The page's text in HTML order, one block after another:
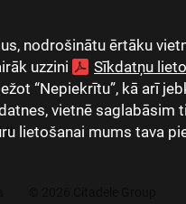
nodrošinātu ērtāku
uzzini
Sīkdatņu
“Nepiekrītu”, kā arī
vietnē saglabāsim
lietošanai mums tava